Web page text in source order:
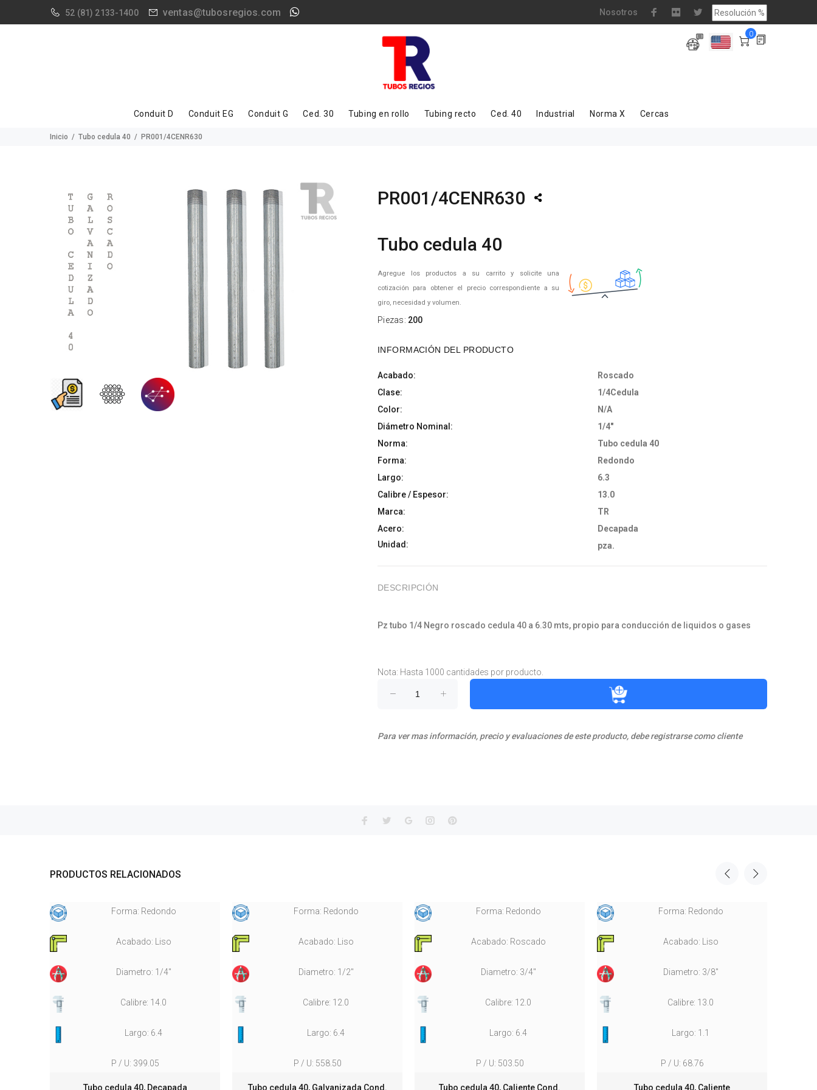
52 (81) 2133-1400 ventas@tubosregios.com Nosotros
0
Conduit D Conduit EG Conduit G Ced. 30 Tubing en rollo Tubing recto Ced. 40 Industrial Norma X Cercas
Inicio Tubo cedula 40 PR001/4CENR630
PR001/4CENR630
Tubo cedula 40
Agregue los productos a su carrito y solicite una
cotización para obtener el precio correspondiente a su
giro, necesidad y volumen.
Piezas: 200
INFORMACIÓN DEL PRODUCTO
Acabado:
Roscado
Clase:
1/4Cedula
Color:
N/A
Diámetro Nominal:
1/4"
Norma:
Tubo cedula 40
Forma:
Redondo
Largo:
6.3
Calibre / Espesor:
13.0
Marca:
TR
Acero:
Decapada
Unidad:
pza.
DESCRIPCIÓN
Pz tubo 1/4 Negro roscado cedula 40 a 6.30 mts, propio para conducción de liquidos o gases
Nota: Hasta 1000 cantidades por producto.
Para ver mas información, precio y evaluaciones de este producto, debe registrarse como cliente
PRODUCTOS RELACIONADOS
Forma: Redondo
Acabado: Liso
Diametro: 1/4"
Calibre: 14.0
Largo: 6.4
P / U: 399.05
Tubo cedula 40, Decapada
Forma: Redondo
Acabado: Liso
Diametro: 1/2"
Calibre: 12.0
Largo: 6.4
P / U: 558.50
Tubo cedula 40, Galvanizada Cond.
Forma: Redondo
Acabado: Roscado
Diametro: 3/4"
Calibre: 12.0
Largo: 6.4
P / U: 503.50
Tubo cedula 40, Caliente Cond.
Forma: Redondo
Acabado: Liso
Diametro: 3/8"
Calibre: 13.0
Largo: 1.1
P / U: 68.76
Tubo cedula 40, Caliente